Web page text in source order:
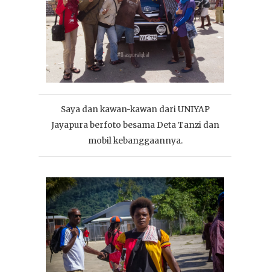
Saya dan kawan-kawan dari UNIYAP
Jayapura berfoto besama Deta Tanzi dan
mobil kebanggaannya.